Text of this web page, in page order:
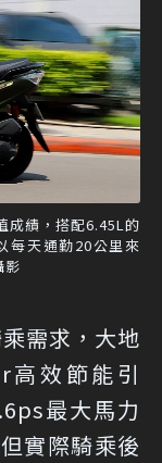
成績，搭配6.45L的
每天通勤20公里來
影
需求，大地
高效節能引
最大馬力
實際騎乘後